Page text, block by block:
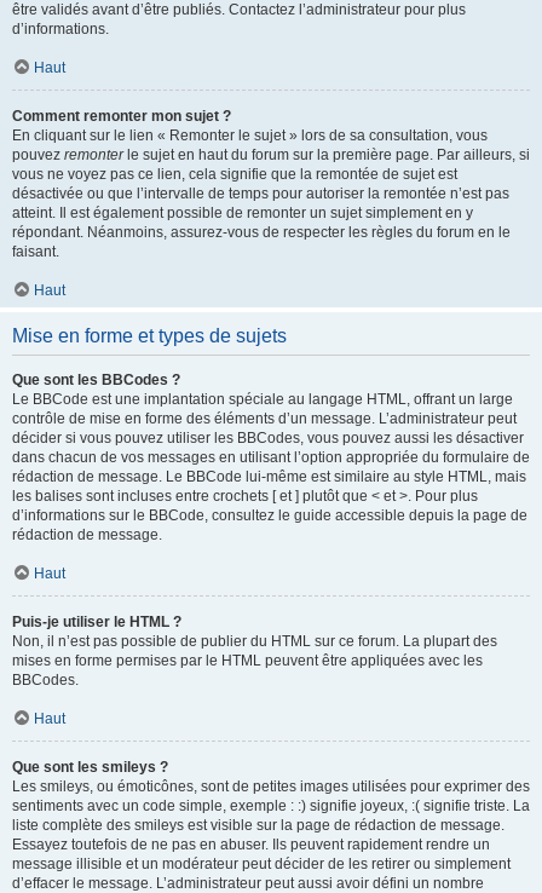
être validés avant d’être publiés. Contactez l’administrateur pour plus
d’informations.
Haut
Comment remonter mon sujet ?
En cliquant sur le lien « Remonter le sujet » lors de sa consultation, vous
pouvez remonterle sujet en haut du forum sur la première page. Par ailleurs, si
vous ne voyez pas ce lien, cela signifie que la remontée de sujet est
désactivée ou que l’intervalle de temps pour autoriser la remontée n’est pas
atteint. Il est également possible de remonter un sujet simplement en y
répondant. Néanmoins, assurez-vous de respecter les règles du forum en le
faisant.
Haut
Mise en forme et types de sujets
Que sont les BBCodes ?
Le BBCode est une implantation spéciale au langage HTML, offrant un large
contrôle de mise en forme des éléments d’un message. L’administrateur peut
décider si vous pouvez utiliser les BBCodes, vous pouvez aussi les désactiver
dans chacun de vos messages en utilisant l’option appropriée du formulaire de
rédaction de message. Le BBCode lui-même est similaire au style HTML, mais
les balises sont incluses entre crochets [ et ] plutôt que < et >. Pour plus
d’informations sur le BBCode, consultez le guide accessible depuis la page de
rédaction de message.
Haut
Puis-je utiliser le HTML ?
Non, il n’est pas possible de publier du HTML sur ce forum. La plupart des
mises en forme permises par le HTML peuvent être appliquées avec les
BBCodes.
Haut
Que sont les smileys ?
Les smileys, ou émoticônes, sont de petites images utilisées pour exprimer des
sentiments avec un code simple, exemple : :) signifie joyeux, :( signifie triste. La
liste complète des smileys est visible sur la page de rédaction de message.
Essayez toutefois de ne pas en abuser. Ils peuvent rapidement rendre un
message illisible et un modérateur peut décider de les retirer ou simplement
d’effacer le message. L’administrateur peut aussi avoir défini un nombre